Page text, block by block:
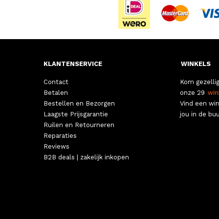
KLANTENSERVICE
Contact
Betalen
Bestellen en Bezorgen
Laagste Prijsgarantie
Ruilen en Retourneren
Reparaties
Reviews
B2B deals | zakelijk inkopen
WINKELS
Kom
onze 29
Vind een
jou in de